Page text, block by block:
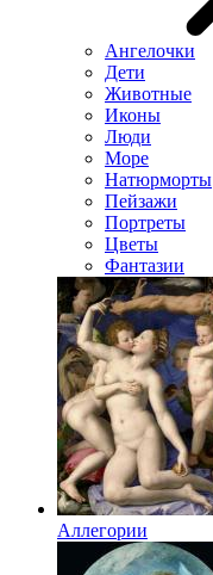
Ангелочки
Дети
Животные
Иконы
Люди
Море
Натюрморты
Пейзажи
Портреты
Цветы
Фантазии
Аллегории